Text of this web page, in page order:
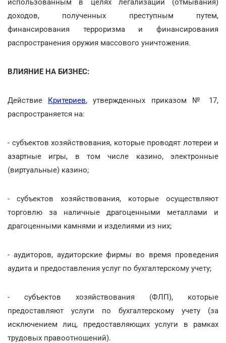
использованным в целях легализации (отмывания)
доходов, полученных преступным путем,
финансирования терроризма и финансирования
распространения оружия массового уничтожения.
ВЛИЯНИЕ НА БИЗНЕС:
Действие Критериев, утвержденных приказом № 17,
распространяется на:
- субъектов хозяйствования, которые проводят лотереи и
азартные игры, в том числе казино, электронные
(виртуальные) казино;
- субъектов хозяйствования, которые осуществляют
торговлю за наличные драгоценными металлами и
драгоценными камнями и изделиями из них;
- аудиторов, аудиторские фирмы во время проведения
аудита и предоставления услуг по бухгалтерскому учету;
- субъектов хозяйствования (ФЛП), которые
предоставляют услуги по бухгалтерскому учету (за
исключением лиц, предоставляющих услуги в рамках
трудовых правоотношений).